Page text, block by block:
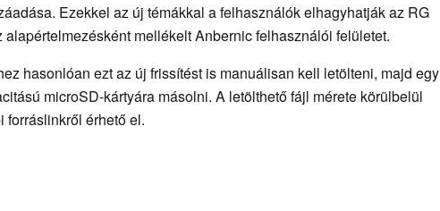
Ezekkel az új témákkal a felhasználók elhagyhatják az RG
mellékelt Anbernic felhasználói felületet.
hasonlóan ezt az új frissítést is manuálisan kell letölteni, majd egy
microSD-kártyára másolni. A letölthető fájl mérete körülbelül
forráslinkről érhető el.